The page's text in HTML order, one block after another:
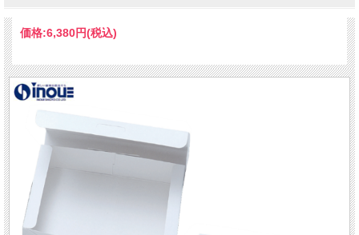
価格:6,380円(税込)